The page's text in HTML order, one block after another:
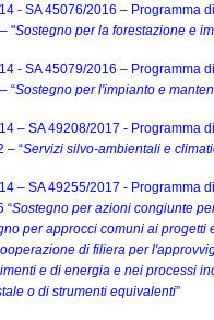
- SA 45076/2016 – Programma
"Sostegno per la forestazione e
- SA 45079/2016 – Programma
“Sostegno per l'impianto e
– SA 49208/2017 - Programma
– “Servizi silvo-ambientali e
– SA 49255/2017 - Programma
“Sostegno per azioni congiunte
per approcci comuni ai progetti
di filiera per
e di energia e nei processi
o di strumenti equivalenti”